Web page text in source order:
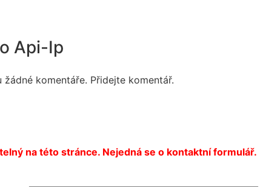
Api-Ip
komentáře. Přidejte komentář.
na této stránce. Nejedná se o kontaktní formulář.